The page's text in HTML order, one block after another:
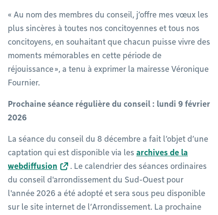
« Au nom des membres du conseil, j’offre mes vœux les
plus sincères à toutes nos concitoyennes et tous nos
concitoyens, en souhaitant que chacun puisse vivre des
moments mémorables en cette période de
réjouissance », a tenu à exprimer la mairesse Véronique
Fournier.
Prochaine séance régulière du conseil : lundi 9 février
2026
La séance du conseil du 8 décembre a fait l’objet d’une
captation qui est disponible via les archives de la
webdiffusion
. Le calendrier des séances ordinaires
du conseil d'arrondissement du Sud-Ouest pour
l'année 2026 a été adopté et sera sous peu disponible
sur le site internet de l’Arrondissement. La prochaine